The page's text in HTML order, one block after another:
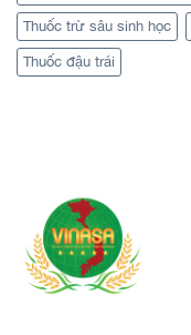
Thuốc trừ sâu sinh học
Thuốc đậu trái